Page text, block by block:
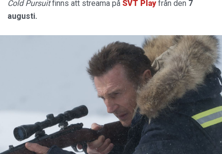
Cold Pursuitfinns att streama på SVT Playfrån den 7
augusti.